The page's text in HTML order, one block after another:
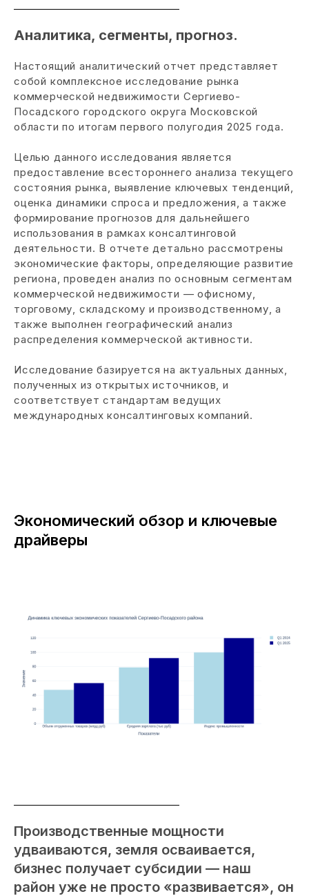
Аналитика, сегменты, прогноз.
Настоящий аналитический отчет представляет
собой комплексное исследование рынка
коммерческой недвижимости Сергиево-
Посадского городского округа Московской
области по итогам первого полугодия 2025 года.
Целью данного исследования является
предоставление всестороннего анализа текущего
состояния рынка, выявление ключевых тенденций,
оценка динамики спроса и предложения, а также
формирование прогнозов для дальнейшего
использования в рамках консалтинговой
деятельности. В отчете детально рассмотрены
экономические факторы, определяющие развитие
региона, проведен анализ по основным сегментам
коммерческой недвижимости — офисному,
торговому, складскому и производственному, а
также выполнен географический анализ
распределения коммерческой активности.
Исследование базируется на актуальных данных,
полученных из открытых источников, и
соответствует стандартам ведущих
международных консалтинговых компаний.
Экономический обзор и ключевые
драйверы
Производственные мощности
удваиваются, земля осваивается,
бизнес получает субсидии — наш
район уже не просто «развивается», он